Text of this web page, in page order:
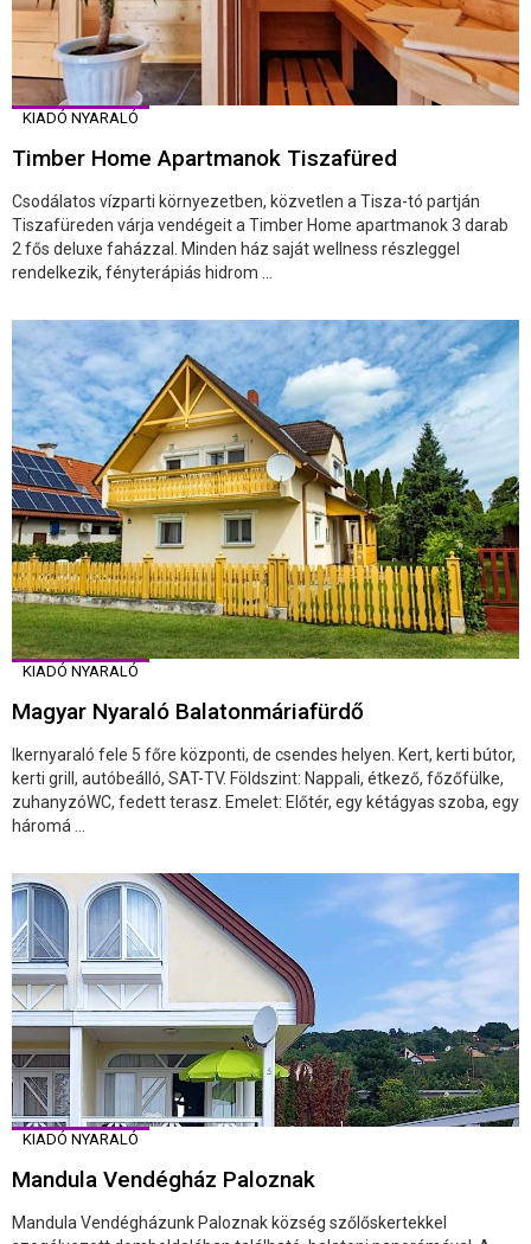
KIADÓ NYARALÓ
Timber Home Apartmanok Tiszafüred
Csodálatos vízparti környezetben, közvetlen a Tisza-tó partján
Tiszafüreden várja vendégeit a Timber Home apartmanok 3 darab
2 fős deluxe faházzal. Minden ház saját wellness részleggel
rendelkezik, fényterápiás hidrom ...
KIADÓ NYARALÓ
Magyar Nyaraló Balatonmáriafürdő
Ikernyaraló fele 5 főre központi, de csendes helyen. Kert, kerti bútor,
kerti grill, autóbeálló, SAT-TV. Földszint: Nappali, étkező, főzőfülke,
zuhanyzóWC, fedett terasz. Emelet: Előtér, egy kétágyas szoba, egy
háromá ...
KIADÓ NYARALÓ
Mandula Vendégház Paloznak
Mandula Vendégházunk Paloznak község szőlőskertekkel